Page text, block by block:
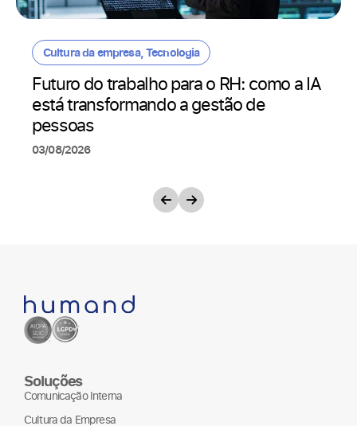
Cultura da empresa,Tecnologia
Futuro do trabalho para o RH: como a IA
está transformando a gestão de
pessoas
03/08/2026
Soluções
Comunicação Interna
Cultura da Empresa